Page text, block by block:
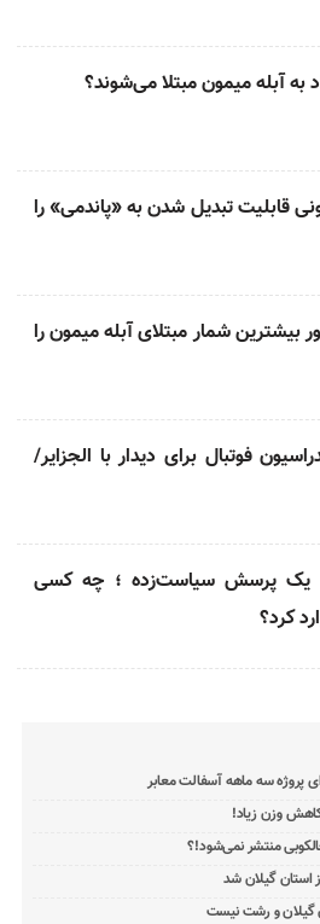
به آبله میمون مبتلا می‌شوند؟
قابلیت تبدیل شدن به «پاندمی» را
بیشترین شمار مبتلای آبله میمون را
فوتبال برای دیدار با الجزایر/
یک پرسش سیاست‌زده ؛ چه کسی
کرد؟
پروژه سه ماهه آسفالت معابر
وزن زیاد!
منتشر نمی‌شود!؟
استان گیلان شد
گیلان و رشت نیست